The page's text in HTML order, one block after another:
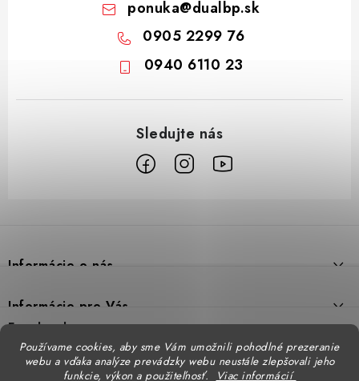
Používame cookies, aby sme Vám umožnili pohodlné prezeranie
webu a vďaka analýze prevádzky webu neustále zlepšovali jeho
funkcie, výkon a použiteľnosť.
Viac informácií
ponuka@dualbp.sk
0905 2299 76
0940 6110 23
p
i
Informácie o nás
Prečo DUAL BP
Predajne
Doprava
Informácie pre Vás
Formulár na výmenu tovaru
Facebook
Katalógy